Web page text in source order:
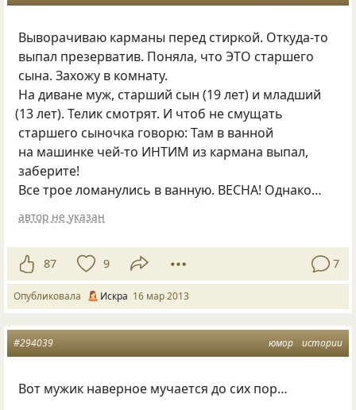
Выворачиваю карманы перед стиркой. Откуда-то
выпал презерватив. Поняла, что ЭТО старшего
сына. Захожу в комнату.
На диване муж, старший сын (19 лет) и младший
(13 лет). Телик смотрят. И чтоб не смущать
старшего сыночка говорю: Там в ванной
на машинке чей-то ИНТИМ из кармана выпал,
заберите!
Все трое ломанулись в ванную. ВЕСНА! Однако…
автор не указан
87 9 7
Опубликовала Искра 16 мар 2013
юмор истории
#294039
Вот мужик наверное мучается до сих пор…